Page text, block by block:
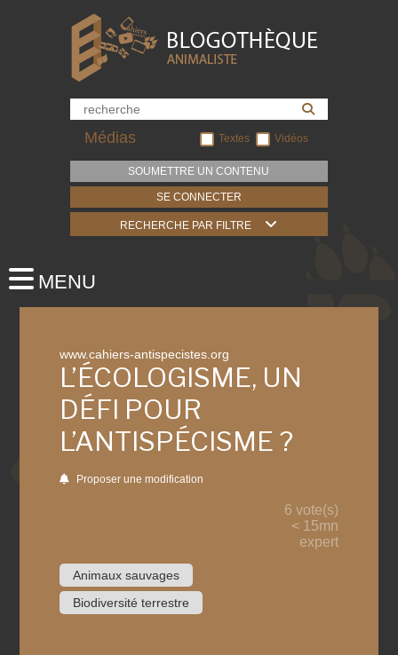
Médias Textes Vidéos
SOUMETTRE UN CONTENU
SE CONNECTER
RECHERCHE PAR FILTRE
www.cahiers-antispecistes.org
L’ÉCOLOGISME, UN
DÉFI POUR
L’ANTISPÉCISME ?
Proposer une modification
6 vote(s)
< 15mn
expert
Animaux sauvages
Biodiversité terrestre